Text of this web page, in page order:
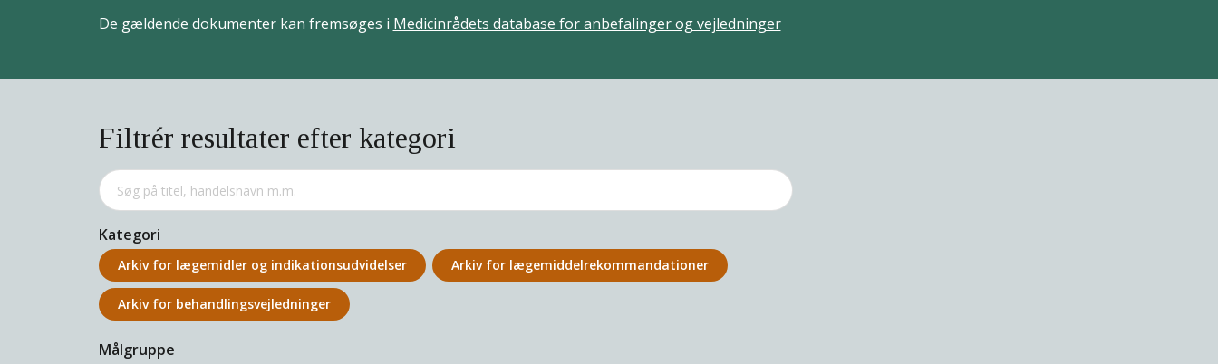
De gældende dokumenter kan fremsøges i Medicinrådets database for anbefalinger og vejledninger
Filtrér resultater efter kategori
Kategori
Arkiv for lægemidler og indikations­udvidelser Arkiv for lægemiddel­rekommandationer
Arkiv for behandlings­vejledninger
Målgruppe